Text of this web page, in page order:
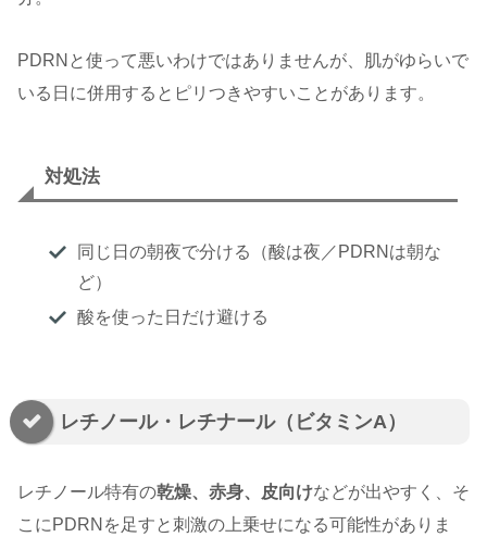
PDRNと使って悪いわけではありませんが、肌がゆらいで
いる日に併用するとピリつきやすいことがあります。
対処法
同じ日の朝夜で分ける（酸は夜／PDRNは朝な
ど）
酸を使った日だけ避ける
レチノール・レチナール（ビタミンA）
レチノール特有の乾燥、赤身、皮向けなどが出やすく、そ
こにPDRNを足すと刺激の上乗せになる可能性がありま